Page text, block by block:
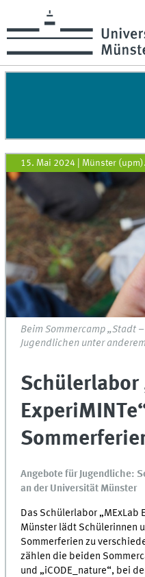
15. Mai 2024 Münster (upm).
Beim Sommercamp „Stadt
Jugendlichen unter
Schülerlabor
Angebote für Jugendliche:
an der Universität Münster
Das Schülerlabor „MExLab
Münster lädt Schülerinnen
Sommerferien zu
zählen die beiden
und „iCODE_nature“, bei